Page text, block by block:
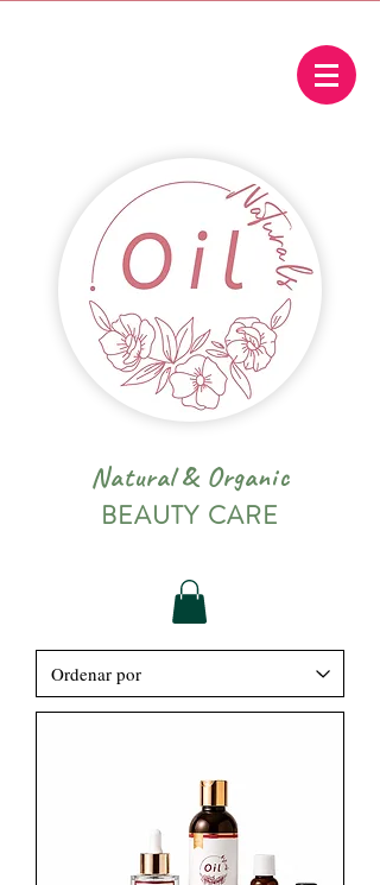
Natural & Organic
BEAUTY CARE